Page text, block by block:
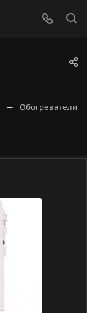
— Обогреватели